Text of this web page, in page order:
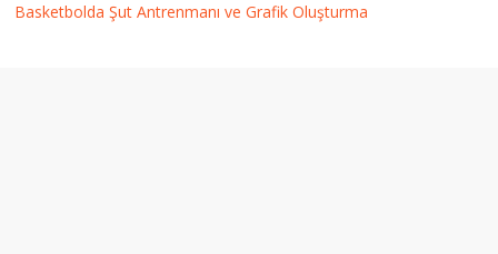
Basketbolda Şut Antrenmanı ve Grafik Oluşturma